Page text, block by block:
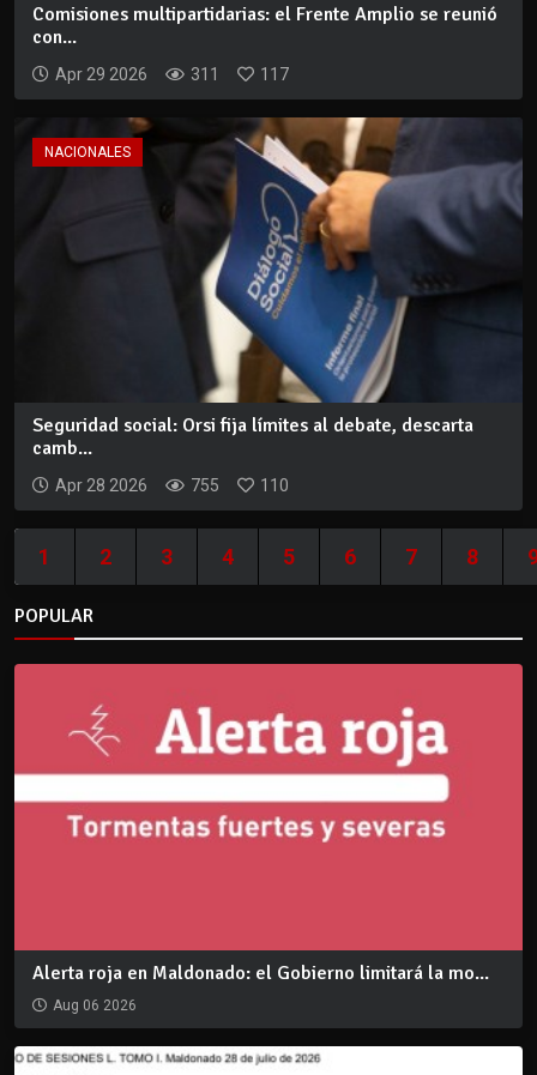
Comisiones multipartidarias: el Frente Amplio se reunió
con...
Apr 29 2026 311 117
NACIONALES
Seguridad social: Orsi fija límites al debate, descarta
camb...
Apr 28 2026 755 110
1 2 3 4 5 6 7 8
POPULAR
Alerta roja en Maldonado: el Gobierno limitará la mo...
Aug 06 2026